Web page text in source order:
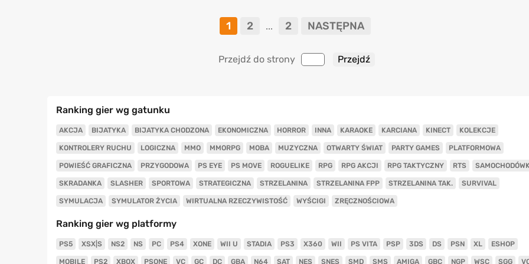
1 2 ... 2 NASTĘPNA
Przejdź do strony
Ranking gier wg gatunku
AKCJA BIJATYKA BIJATYKA CHODZONA EKONOMICZNA HORROR INNA KARAOKE KARCIANA KINECT KOLEKCJE
KONTROLERY RUCHU LOGICZNA MMO MMORPG MOBA MUZYCZNA OTWARTY ŚWIAT PARTY GAMES PLATFORMOWA
POWIEŚĆ GRAFICZNA PRZYGODOWA PS EYE PS MOVE ROGUELIKE RPG RPG AKCJI RPG TAKTYCZNY RTS
SKRADANKA SLASHER SPORTOWA STRATEGICZNA STRZELANINA STRZELANINA FPP STRZELANINA TAK. SURVIVAL
SYMULACJA SYMULATOR ŻYCIA WIRTUALNA RZECZYWISTOŚĆ WYŚCIGI ZRĘCZNOŚCIOWA
Ranking gier wg platformy
PS5 XSX|S NS2 NS PC PS4 XONE WII U STADIA PS3 X360 WII PS VITA PSP 3DS DS PSN XL ESHOP
MOBILE PS2 XBOX PSONE VC GC DC GBA N64 SAT NES SNES SMD SMS AMIGA GBC NGP WSC SGG